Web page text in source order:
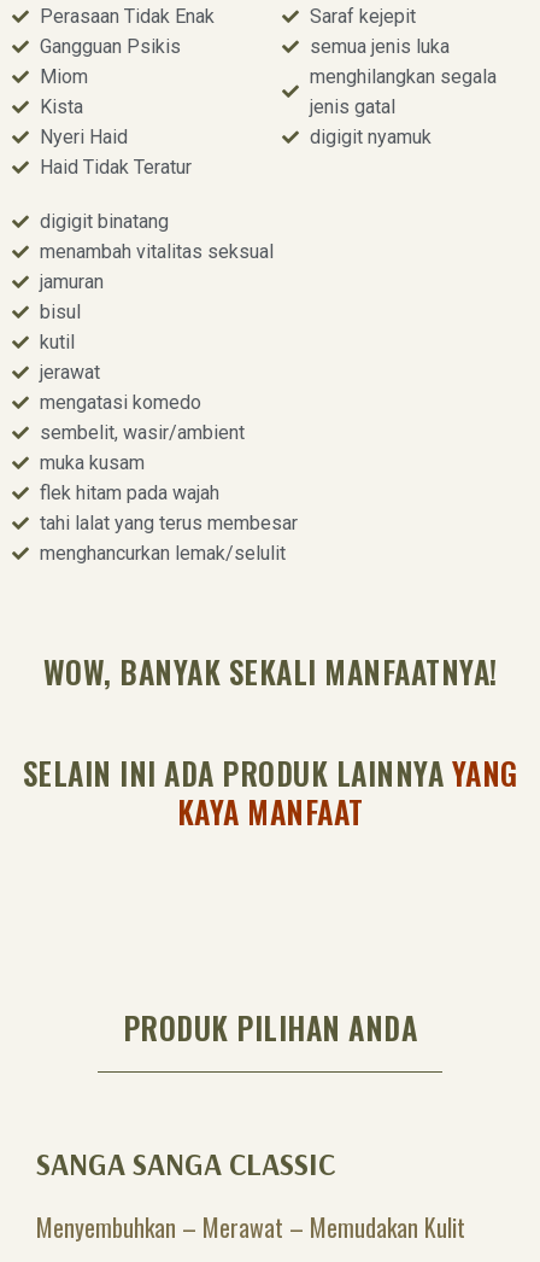
Perasaan Tidak Enak
Gangguan Psikis
Miom
Kista
Nyeri Haid
Haid Tidak Teratur
Saraf kejepit
semua jenis luka
menghilangkan segala
jenis gatal
digigit nyamuk
digigit binatang
menambah vitalitas seksual
jamuran
bisul
kutil
jerawat
mengatasi komedo
sembelit, wasir/ambient
muka kusam
flek hitam pada wajah
tahi lalat yang terus membesar
menghancurkan lemak/selulit
WOW, BANYAK SEKALI MANFAATNYA!
SELAIN INI ADA PRODUK LAINNYAYANG
KAYA MANFAAT
PRODUK PILIHAN ANDA
SANGA SANGA CLASSIC
Menyembuhkan – Merawat – Memudakan Kulit